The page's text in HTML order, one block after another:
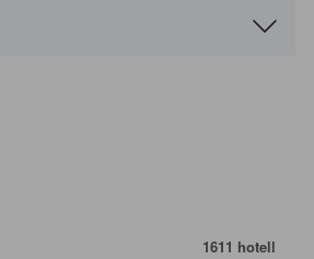
1611 hotell